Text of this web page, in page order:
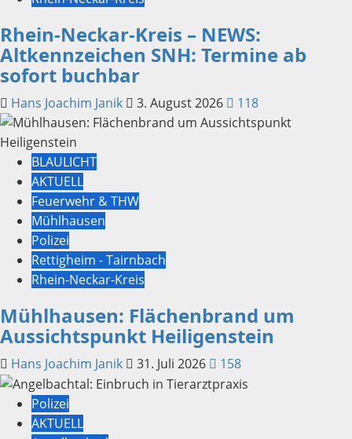
Rhein-Neckar-Kreis – NEWS:
Altkennzeichen SNH: Termine ab
sofort buchbar
Hans Joachim Janik 3. August 2026 118
BLAULICHT
AKTUELL
Feuerwehr & THW
Mühlhausen
Polizei
Rettigheim - Tairnbach
Rhein-Neckar-Kreis
Mühlhausen: Flächenbrand um
Aussichtspunkt Heiligenstein
Hans Joachim Janik 31. Juli 2026 158
Polizei
AKTUELL